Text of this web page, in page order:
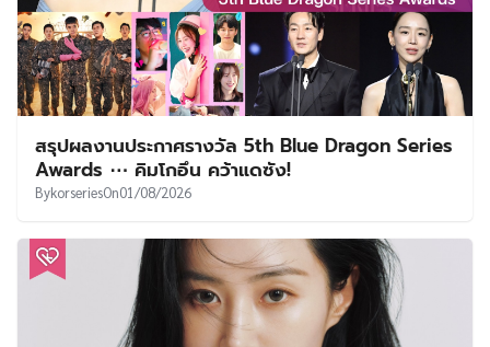
สรุปผลงานประกาศรางวัล 5th Blue Dragon Series
Awards ⋯ คิมโกอึน คว้าแดซัง!
BykorseriesOn01/08/2026